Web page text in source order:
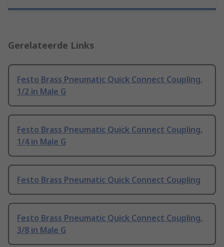
Gerelateerde Links
Festo Brass Pneumatic Quick Connect Coupling,
1/2 in Male G
Festo Brass Pneumatic Quick Connect Coupling,
1/4 in Male G
Festo Brass Pneumatic Quick Connect Coupling
Festo Brass Pneumatic Quick Connect Coupling,
3/8 in Male G